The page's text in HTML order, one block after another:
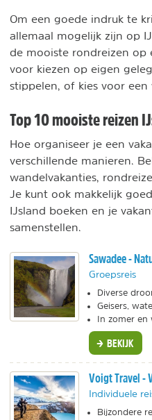
Om een goede indruk te
allemaal mogelijk zijn op
de mooiste rondreizen op
voor kiezen op eigen
stippelen, of kies voor een
Top 10 mooiste reizen
Hoe organiseer je een
verschillende manieren.
wandelvakanties,
Je kunt ook makkelijk
IJsland boeken en je
samenstellen.
Sawadee -
Groepsreis
Diverse
Geisers,
In zomer en
BEKIJK
Voigt Travel -
Individuele
Bijzondere